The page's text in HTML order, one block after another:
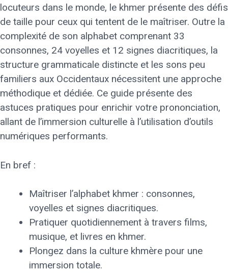
locuteurs dans le monde, le khmer présente des défis
de taille pour ceux qui tentent de le maîtriser. Outre la
complexité de son alphabet comprenant 33
consonnes, 24 voyelles et 12 signes diacritiques, la
structure grammaticale distincte et les sons peu
familiers aux Occidentaux nécessitent une approche
méthodique et dédiée. Ce guide présente des
astuces pratiques pour enrichir votre prononciation,
allant de l’immersion culturelle à l’utilisation d’outils
numériques performants.
En bref :
Maîtriser l’alphabet khmer : consonnes,
voyelles et signes diacritiques.
Pratiquer quotidiennement à travers films,
musique, et livres en khmer.
Plongez dans la culture khmère pour une
immersion totale.